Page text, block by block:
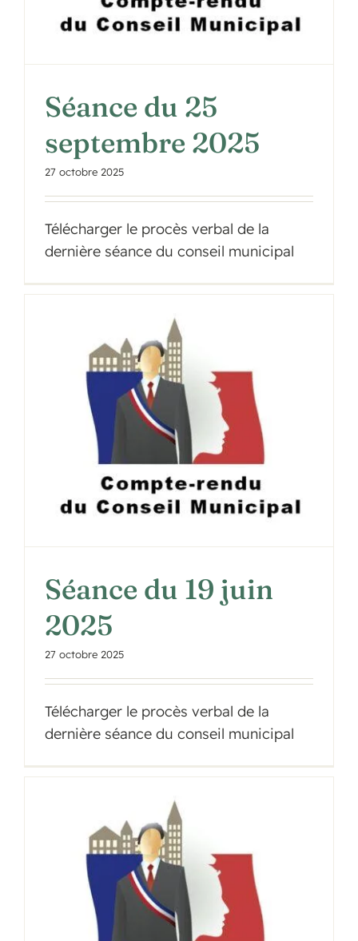
Séance du 25
septembre 2025
27 octobre 2025
Télécharger le procès verbal de la
dernière séance du conseil municipal
Séance du 19 juin
2025
27 octobre 2025
Télécharger le procès verbal de la
dernière séance du conseil municipal